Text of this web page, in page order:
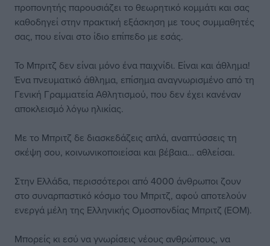
προπονητής παρουσιάζει το θεωρητικό κομμάτι και σας
καθοδηγεί στην πρακτική εξάσκηση με τους συμμαθητές
σας, που είναι στο ίδιο επίπεδο με εσάς.
Το Μπριτζ δεν είναι μόνο ένα παιχνίδι. Είναι και άθλημα!
Ένα πνευματικό άθλημα, επίσημα αναγνωρισμένο από τη
Γενική Γραμματεία Αθλητισμού, που δεν έχει κανέναν
αποκλεισμό λόγω ηλικίας.
Με το Μπριτζ δε διασκεδάζεις απλά, αναπτύσσεις τη
σκέψη σου, κοινωνικοποιείσαι και βέβαια… αθλείσαι.
Στην Ελλάδα, περισσότεροι από 4000 άνθρωποι ζουν
στο συναρπαστικό κόσμο του Μπριτζ, αφού αποτελούν
ενεργά μέλη της Ελληνικής Ομοσπονδίας Μπριτζ (ΕΟΜ).
Μπορείς κι εσύ να γνωρίσεις νέους ανθρώπους, να